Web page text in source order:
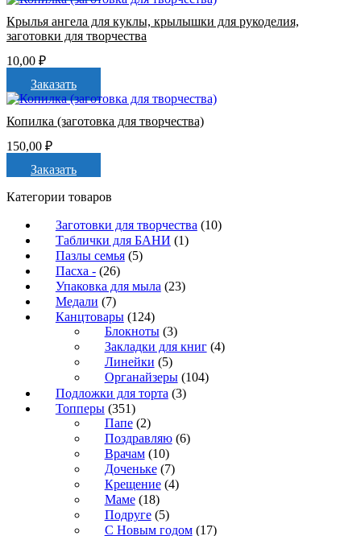
Крылья ангела для куклы, крылышки для рукоделия,
заготовки для творчества
10,00 ₽
Заказать
Копилка (заготовка для творчества)
150,00 ₽
Заказать
Категории товаров
Заготовки для творчества (10)
Таблички для БАНИ (1)
Пазлы семья (5)
Пасха - (26)
Упаковка для мыла (23)
Медали (7)
Канцтовары (124)
Блокноты (3)
Закладки для книг (4)
Линейки (5)
Органайзеры (104)
Подложки для торта (3)
Топперы (351)
Папе (2)
Поздравляю (6)
Врачам (10)
Доченьке (7)
Крещение (4)
Маме (18)
Подруге (5)
С Новым годом (17)